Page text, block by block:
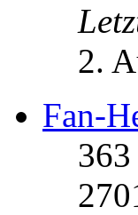
2.
Fan-
363